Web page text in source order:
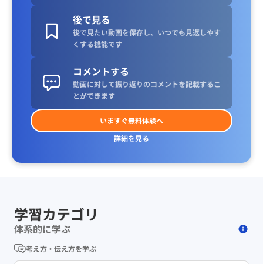
後で見る
後で見たい動画を保存し、いつでも見返しやす
くする機能です
コメントする
動画に対して振り返りのコメントを記載するこ
とができます
いますぐ無料体験へ
詳細を見る
学習カテゴリ
体系的に学ぶ
考え方・伝え方を学ぶ